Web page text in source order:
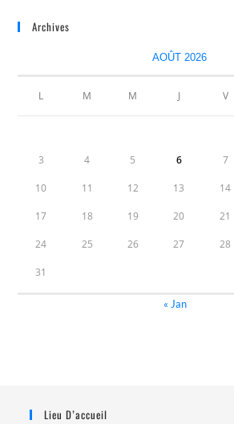
Archives
AOÛT 2026
L M M J V
3 4 5 6 7
10 11 12 13 14
17 18 19 20 21
24 25 26 27 28
31
« Jan
Lieu D’accueil